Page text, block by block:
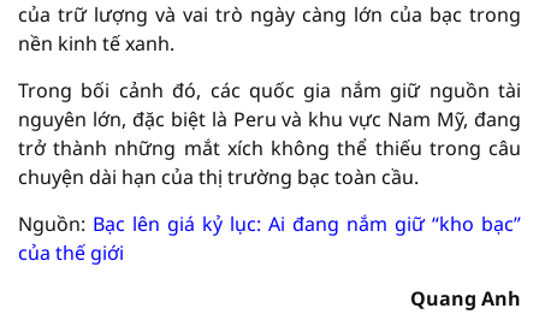
của trữ lượng và vai trò ngày càng lớn của bạc trong
nền kinh tế xanh.
Trong bối cảnh đó, các quốc gia nắm giữ nguồn tài
nguyên lớn, đặc biệt là Peru và khu vực Nam Mỹ, đang
trở thành những mắt xích không thể thiếu trong câu
chuyện dài hạn của thị trường bạc toàn cầu.
Nguồn: Bạc lên giá kỷ lục: Ai đang nắm giữ “kho bạc”
của thế giới
Quang Anh